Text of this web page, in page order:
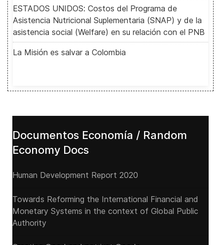
ESTADOS UNIDOS: Costos del Programa de
Asistencia Nutricional Suplementaria (SNAP) y de la
asistencia social (Welfare) en su relación con el PNB
La Misión es salvar a Colombia
Documentos Economía / Random
Economy Docs
Human Development Report 2020
Towards Reforming the International Financial and
Monetary Systems in the context of Global Public
Authority